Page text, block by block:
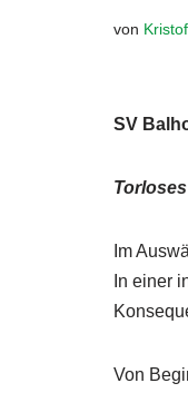
von
SV
Im
In einer
Von